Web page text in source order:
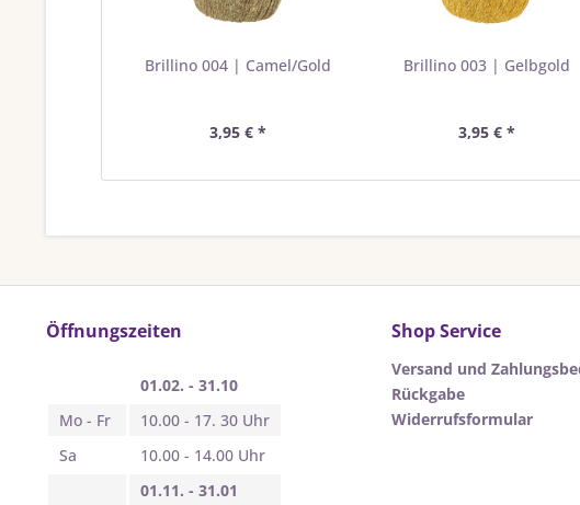
Brillino 004 | Camel/Gold
3,95 € *
Brillino 003 | Gelbgold
3,95 € *
Öffnungszeiten
01.02. - 31.10
Mo - Fr
10.00 - 17. 30 Uhr
Sa
10.00 - 14.00 Uhr
01.11. - 31.01
Shop Service
Versand und
Rückgabe
Widerrufsformular